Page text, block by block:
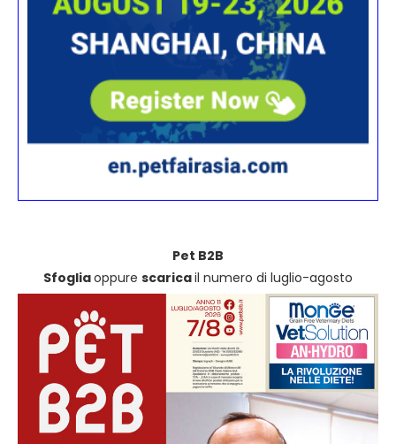
Pet B2B
Sfogliaoppure scaricail numero di luglio-agosto